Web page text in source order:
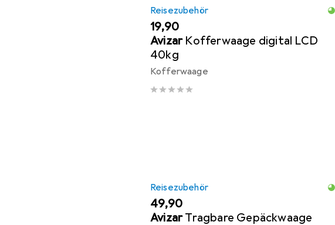
Reisezubehör
EUR
19,90
Avizar Kofferwaage digital LCD
40kg
Kofferwaage
Reisezubehör
EUR
49,90
AvizarTragbare Gepäckwaage